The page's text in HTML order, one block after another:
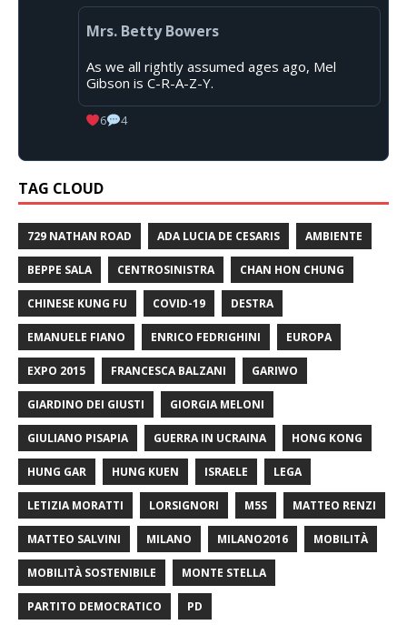
Mrs. Betty Bowers
As we all rightly assumed ages ago, Mel
Gibson is C-R-A-Z-Y.
6 4
TAG CLOUD
729 NATHAN ROAD ADA LUCIA DE CESARIS AMBIENTE
BEPPE SALA CENTROSINISTRA CHAN HON CHUNG
CHINESE KUNG FU COVID-19 DESTRA
EMANUELE FIANO ENRICO FEDRIGHINI EUROPA
EXPO 2015 FRANCESCA BALZANI GARIWO
GIARDINO DEI GIUSTI GIORGIA MELONI
GIULIANO PISAPIA GUERRA IN UCRAINA HONG KONG
HUNG GAR HUNG KUEN ISRAELE LEGA
LETIZIA MORATTI LORSIGNORI M5S MATTEO RENZI
MATTEO SALVINI MILANO MILANO2016 MOBILITÀ
MOBILITÀ SOSTENIBILE MONTE STELLA
PARTITO DEMOCRATICO PD